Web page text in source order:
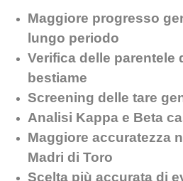
Maggiore progresso
lungo periodo
Verifica delle parentele
bestiame
Screening delle tare
Analisi Kappa e Beta
Maggiore accuratezza
Madri di Toro
Scelta più accurata di